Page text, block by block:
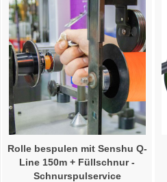
Rolle bespulen mit Senshu Q-
Line 150m + Füllschnur -
Schnurspulservice